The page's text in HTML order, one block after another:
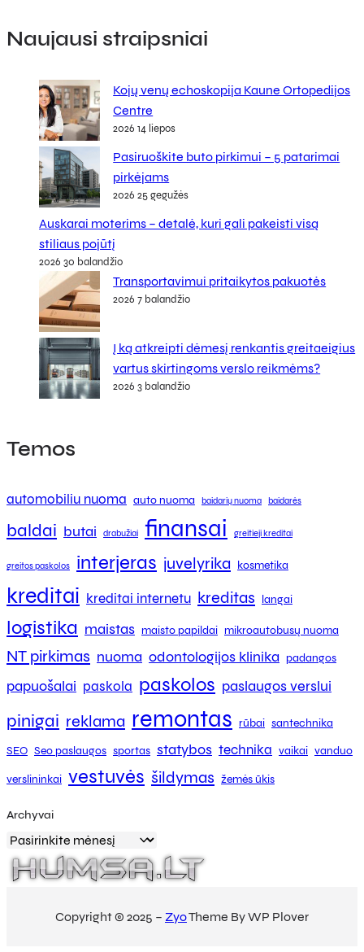
Naujausi straipsniai
Kojų venų echoskopija Kaune Ortopedijos
Centre
2026 14 liepos
Pasiruoškite buto pirkimui – 5 patarimai
pirkėjams
2026 25 gegužės
Auskarai moterims – detalė, kuri gali pakeisti visą
stiliaus pojūtį
2026 30 balandžio
Transportavimui pritaikytos pakuotės
2026 7 balandžio
Į ką atkreipti dėmesį renkantis greitaeigius
vartus skirtingoms verslo reikmėms?
2026 3 balandžio
Temos
automobiliu nuoma auto nuoma baidarių nuoma baidarės
baldai butai drabužiai finansai greitieji kreditai
greitos paskolos interjeras juvelyrika kosmetika
kreditai kreditai internetu kreditas langai
logistika maistas maisto papildai mikroautobusų nuoma
NT pirkimas nuoma odontologijos klinika padangos
papuošalai paskola paskolos paslaugos verslui
pinigai reklama remontas rūbai santechnika
SEO Seo paslaugos sportas statybos technika vaikai vanduo
verslininkai vestuvės šildymas žemės ūkis
Archyvai
Copyright © 2025 – ZyoTheme By WP Plover